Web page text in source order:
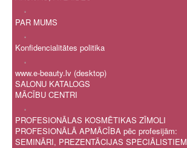
.
PAR MUMS
.
Konfidencialitātes politika
.
www.e-beauty.lv (desktop)
SALONU KATALOGS
MĀCĪBU CENTRI
.
PROFESIONĀLAS KOSMĒTIKAS ZĪMOLI
PROFESIONĀLĀ APMĀCĪBA pēc profesijām:
SEMINĀRI, PREZENTĀCIJAS SPECIĀLISTIEM